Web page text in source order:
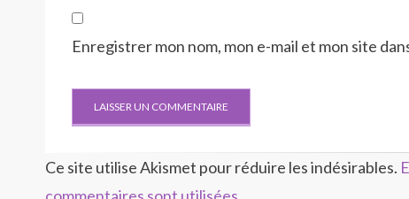
Enregistrer mon nom, mon e-mail et mon site
Ce site utilise Akismet pour réduire les indésirables.